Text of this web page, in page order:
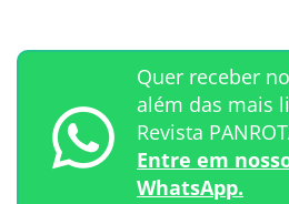
Quer receber
além das mais
Revista
Entre em
WhatsApp.